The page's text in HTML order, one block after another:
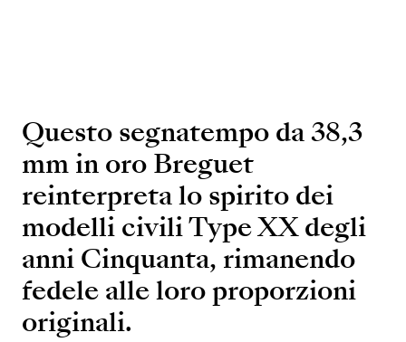
Questo segnatempo da 38,3
mm in oro Breguet
reinterpreta lo spirito dei
modelli civili Type XX degli
anni Cinquanta, rimanendo
fedele alle loro proporzioni
originali.